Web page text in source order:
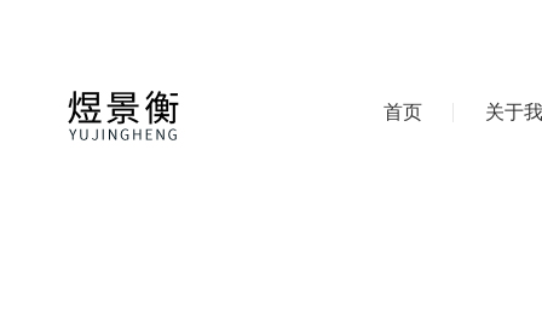
首页 关于